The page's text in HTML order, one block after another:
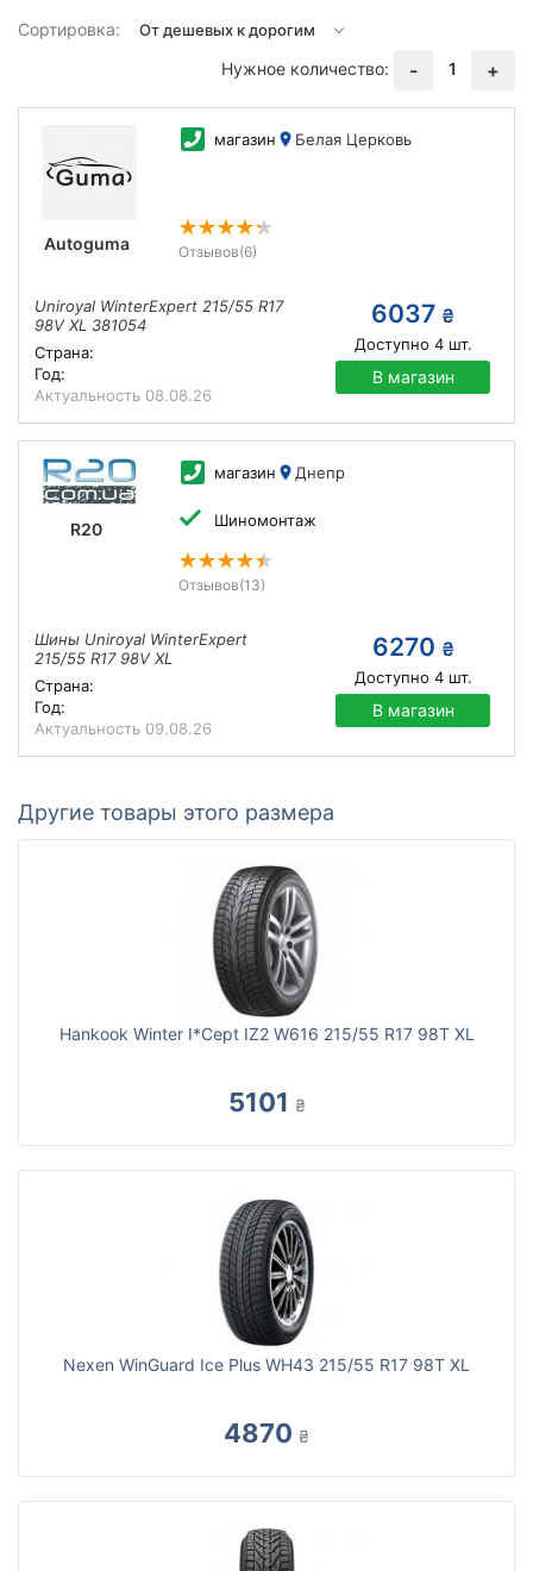
Сортировка:
Нужное количество:
- 1 +
Autoguma
магазин Белая Церковь
Отзывов(6)
Uniroyal WinterExpert 215/55 R17
98V XL 381054
Страна:
Год:
Актуальность 08.08.26
6037 ₴
Доступно 4шт.
В магазин
R20
магазин Днепр
Шиномонтаж
Отзывов(13)
Шины Uniroyal WinterExpert
215/55 R17 98V XL
Страна:
Год:
Актуальность 09.08.26
6270 ₴
Доступно 4шт.
В магазин
Другие товары этого размера
Hankook Winter I*Cept IZ2 W616 215/55 R17 98T XL
5101 ₴
Nexen WinGuard Ice Plus WH43 215/55 R17 98T XL
4870 ₴